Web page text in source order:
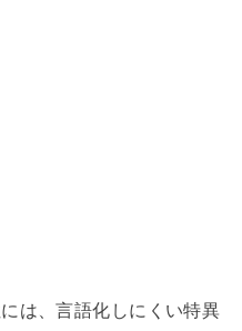
は、言語化しにくい特異